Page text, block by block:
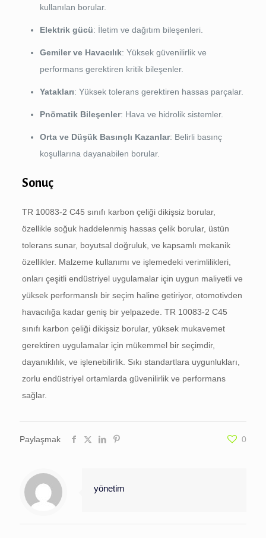
kullanılan borular.
Elektrik gücü: İletim ve dağıtım bileşenleri.
Gemiler ve Havacılık: Yüksek güvenilirlik ve
performans gerektiren kritik bileşenler.
Yatakları: Yüksek tolerans gerektiren hassas parçalar.
Pnömatik Bileşenler: Hava ve hidrolik sistemler.
Orta ve Düşük Basınçlı Kazanlar: Belirli basınç
koşullarına dayanabilen borular.
Sonuç
TR 10083-2 C45 sınıfı karbon çeliği dikişsiz borular,
özellikle soğuk haddelenmiş hassas çelik borular, üstün
tolerans sunar, boyutsal doğruluk, ve kapsamlı mekanik
özellikler. Malzeme kullanımı ve işlemedeki verimlilikleri,
onları çeşitli endüstriyel uygulamalar için uygun maliyetli ve
yüksek performanslı bir seçim haline getiriyor, otomotivden
havacılığa kadar geniş bir yelpazede. TR 10083-2 C45
sınıfı karbon çeliği dikişsiz borular, yüksek mukavemet
gerektiren uygulamalar için mükemmel bir seçimdir,
dayanıklılık, ve işlenebilirlik. Sıkı standartlara uygunlukları,
zorlu endüstriyel ortamlarda güvenilirlik ve performans
sağlar.
Paylaşmak 0
yönetim